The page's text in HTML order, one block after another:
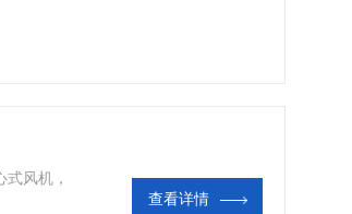
风机，
查看详情